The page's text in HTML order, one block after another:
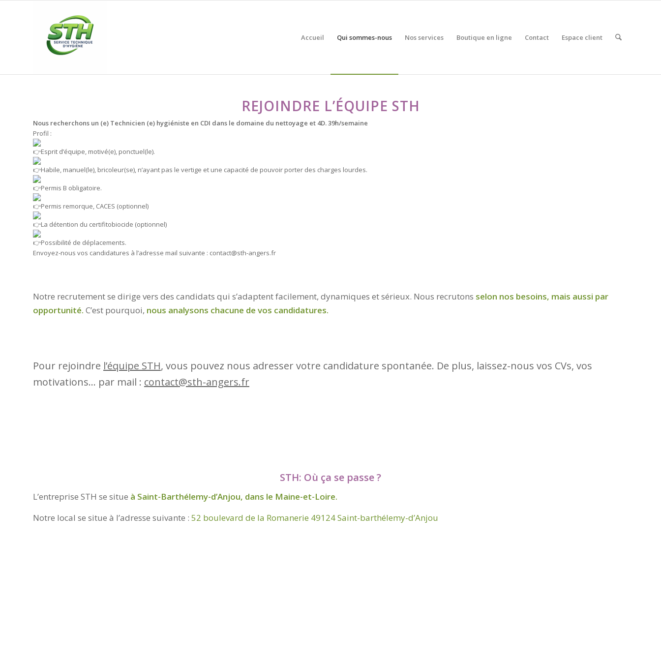
Accueil Qui sommes-nous Nos services Boutique en ligne Contact Espace client
REJOINDRE L’ÉQUIPE STH
Nous recherchons un (e) Technicien (e) hygiéniste en CDI dans le domaine du nettoyage et 4D. 39h/semaine
Profil :
Esprit d’équipe, motivé(e), ponctuel(le).
Habile, manuel(le), bricoleur(se), n’ayant pas le vertige et une capacité de pouvoir porter des charges lourdes.
Permis B obligatoire.
Permis remorque, CACES (optionnel)
La détention du certifitobiocide (optionnel)
Possibilité de déplacements.
Envoyez-nous vos candidatures à l’adresse mail suivante : contact@sth-angers.fr
Notre recrutement se dirige vers des candidats qui s’adaptent facilement, dynamiques et sérieux. Nous recrutons selon nos besoins, mais aussi par
opportunité. C’est pourquoi, nous analysons chacune de vos candidatures.
Pour rejoindre l’équipe STH, vous pouvez nous adresser votre candidature spontanée. De plus, laissez-nous vos CVs, vos
motivations… par mail : contact@sth-angers.fr
STH: Où ça se passe ?
L’entreprise STH se situe à Saint-Barthélemy-d’Anjou, dans le Maine-et-Loire.
Notre local se situe à l’adresse suivante : 52 boulevard de la Romanerie 49124 Saint-barthélemy-d’Anjou